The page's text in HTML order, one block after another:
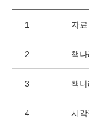
1 자
2 책
3 책
4 시